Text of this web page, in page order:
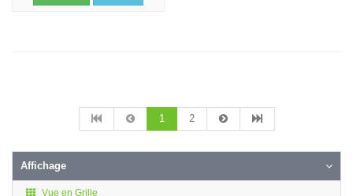
1 2
Affichage
Vue en Grille